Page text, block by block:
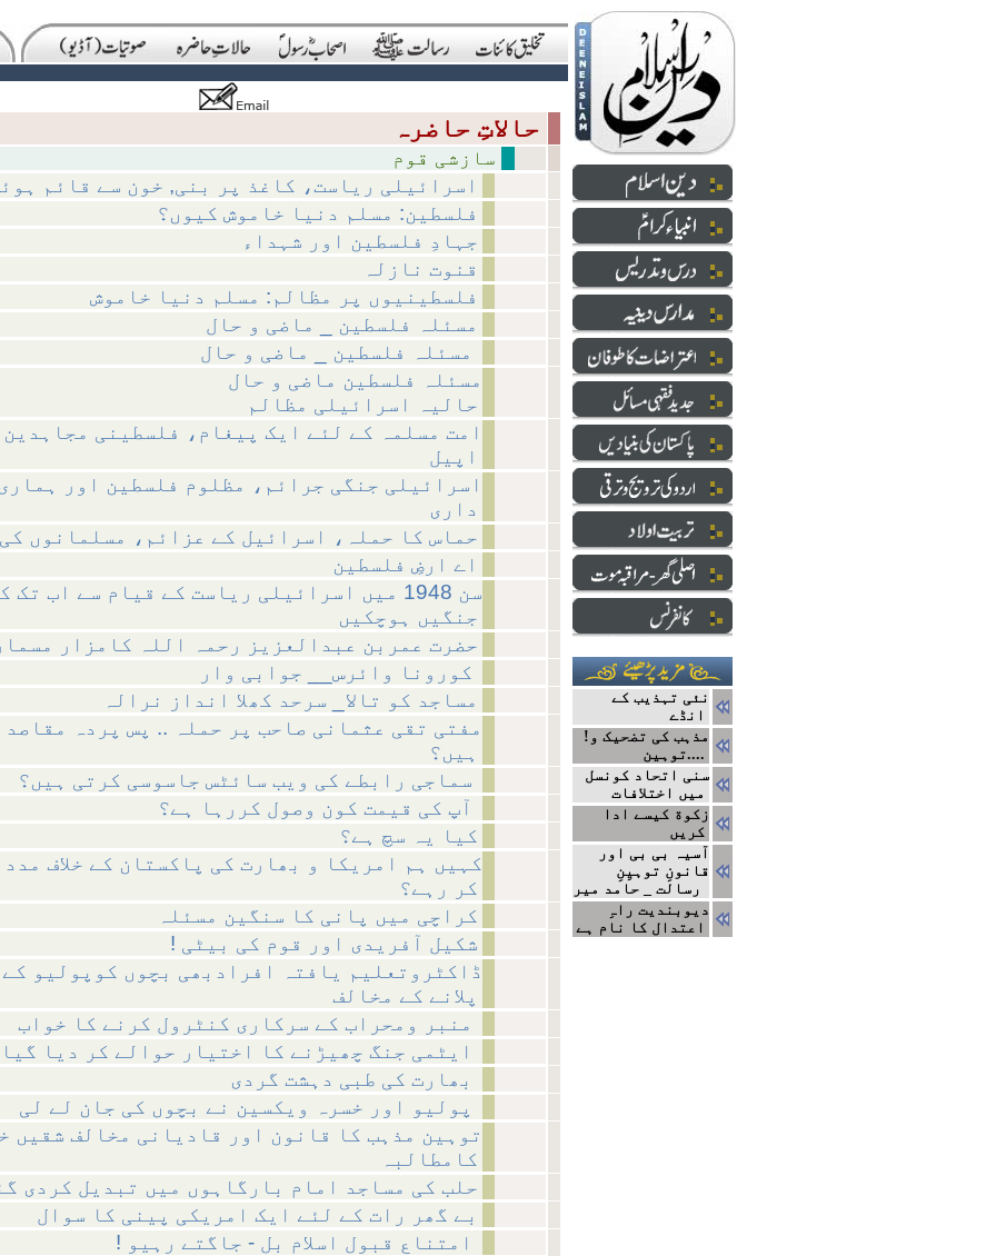
حالاتِ حاضرہ
اسرائیلی ریاست، کاغذ پر بنی, خون سے قائم
فلسطین: مسلم دنیا خاموش کیوں؟
جہادِ فلسطین اور شہداء
قنوت نازلہ
فلسطینیوں پر مظالم: مسلم دنیا خاموش
مسئلہ فلسطین _ ماضی و حال
مسئلہ فلسطین ماضی و حال
حالیہ اسرائیلی مظالم
امت مسلمہ کے لئے ایک پیغام، فلسطینی
اپیل
اسرائیلی جنگی جرائم، مظلوم فلسطین اور
داری
حماس کا حملہ، اسرائیل کے عزائم، مسلمانوں
اے ارضِ فلسطین
سن 1948 میں اسرائیلی ریاست کے قیام سے اب تک
جنگیں ہوچکیں
حضرت عمربن عبدالعزیز رحمہ اللہ کامزار
مساجد کو تالا_ سرحد کھلا انداز نرالہ
مفتی تقی عثمانی صاحب پر حملہ .. پس پردہ مقاصد
ہیں؟
کیا یہ سچ ہے؟
کہیں ہم امریکا و بھارت کی پاکستان کے خلاف
کر رہے؟
کراچی میں پانی کا سنگین مسئلہ
! شکیل آفریدی اور قوم کی بیٹی
ڈاکٹروتعلیم یافتہ افرادبھی بچوں کوپولیو
پلانے کے مخالف
توہین مذہب کا قانون اور قادیانی مخالف شقیں
کامطالبہ
حلب کی مساجد امام بارگاہوں میں تبدیل کردی
بے گھر رات کے لئے ایک امریکی پینی کا سوال
نئی تہذیب کے
انڈے
!مذہب کی تضحیک و
توہین....
سنی اتحاد کونسل
میں اختلافات
زکوة کیسے ادا
کریں
آسیہ بی بی اور
قانونِ توہیِنِ
دیوبندیت راہِ
اعتدال کا نام ہے